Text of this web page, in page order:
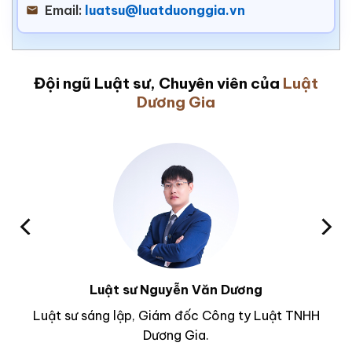
Email: luatsu@luatduonggia.vn
Đội ngũ Luật sư, Chuyên viên của Luật
Dương Gia
Luật sư Nguyễn Văn Dương
Luật sư sáng lập, Giám đốc Công ty Luật TNHH
Dương Gia.